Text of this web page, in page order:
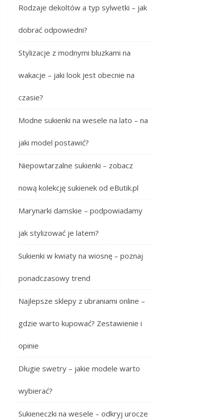
Rodzaje dekoltów a typ sylwetki – jak
dobrać odpowiedni?
Stylizacje z modnymi bluzkami na
wakacje – jaki look jest obecnie na
czasie?
Modne sukienki na wesele na lato – na
jaki model postawić?
Niepowtarzalne sukienki – zobacz
nową kolekcję sukienek od eButik.pl
Marynarki damskie – podpowiadamy
jak stylizować je latem?
Sukienki w kwiaty na wiosnę – poznaj
ponadczasowy trend
Najlepsze sklepy z ubraniami online –
gdzie warto kupować? Zestawienie i
opinie
Długie swetry – jakie modele warto
wybierać?
Sukieneczki na wesele – odkryj urocze